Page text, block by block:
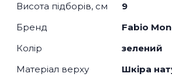
Висота підборів, см
9
Бренд
Fabio
Колір
зелений
Матеріал верху
Шкіра